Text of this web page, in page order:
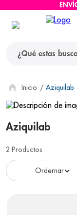
Aziquilab
Aziquilab
2 Productos
términos más
1. protector solar
2. pañales
3
4. cerave
6. shampoo